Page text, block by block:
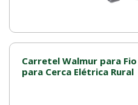
Carretel Walmur para
para Cerca Elétrica Rural